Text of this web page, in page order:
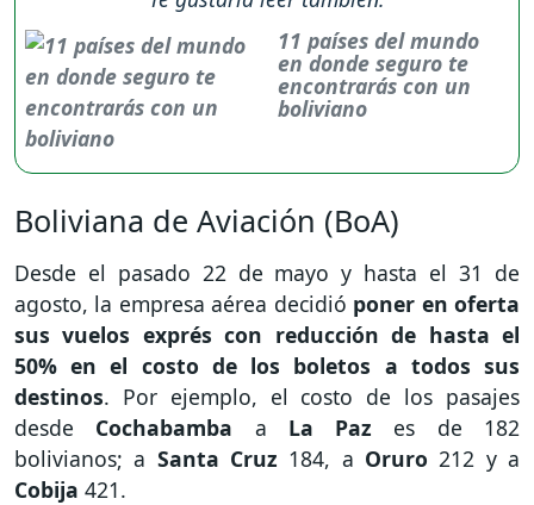
11 países del mundo
en donde seguro te
encontrarás con un
boliviano
Boliviana de Aviación (BoA)
Desde el pasado 22 de mayo y hasta el 31 de
agosto, la empresa aérea decidió poner en oferta
sus vuelos exprés con reducción de hasta el
50% en el costo de los boletos a todos sus
destinos. Por ejemplo, el costo de los pasajes
desde Cochabamba a La Paz es de 182
bolivianos; a Santa Cruz 184, a Oruro 212 y a
Cobija 421.